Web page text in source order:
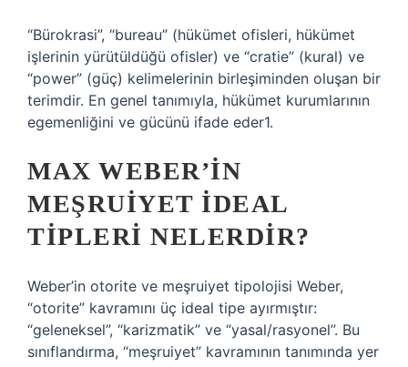
“Bürokrasi”, “bureau” (hükümet ofisleri, hükümet
işlerinin yürütüldüğü ofisler) ve “cratie” (kural) ve
“power” (güç) kelimelerinin birleşiminden oluşan bir
terimdir. En genel tanımıyla, hükümet kurumlarının
egemenliğini ve gücünü ifade eder1.
MAX WEBER’IN
MEŞRUIYET IDEAL
TIPLERI NELERDIR?
Weber’in otorite ve meşruiyet tipolojisi Weber,
“otorite” kavramını üç ideal tipe ayırmıştır:
“geleneksel”, “karizmatik” ve “yasal/rasyonel”. Bu
sınıflandırma, “meşruiyet” kavramının tanımında yer